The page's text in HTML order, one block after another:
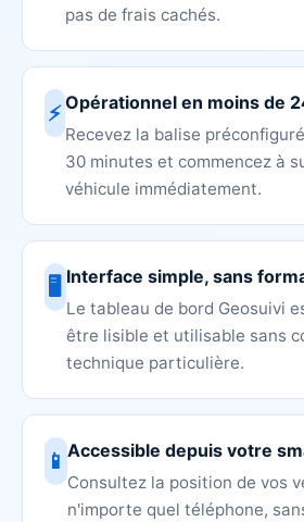
pas de frais cachés.
⚡Opérationnel en moins de
Recevez la balise
30 minutes et commencez à
véhicule immédiatement.
🖥️ Interface simple, sans
Le tableau de bord Geosuivi
être lisible et utilisable sans
technique particulière.
📱 Accessible depuis votre
Consultez la position de vos
n'importe quel téléphone,